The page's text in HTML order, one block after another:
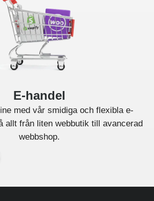
E-handel
med vår smidiga och flexibla e-
allt från liten webbutik till avancerad
webbshop.